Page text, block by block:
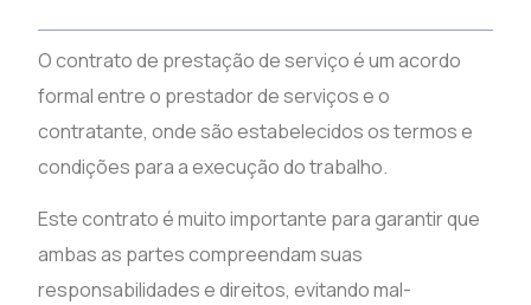
O contrato de prestação de serviço é um acordo
formal entre o prestador de serviços e o
contratante, onde são estabelecidos os termos e
condições para a execução do trabalho.
Este contrato é muito importante para garantir que
ambas as partes compreendam suas
responsabilidades e direitos, evitando mal-